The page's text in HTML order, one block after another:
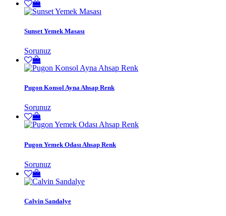
Sunset Yemek Masası
Sorunuz
Pugon Konsol Ayna Ahsap Renk
Sorunuz
Pugon Yemek Odası Ahsap Renk
Sorunuz
Calvin Sandalye